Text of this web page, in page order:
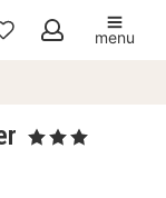
Meine
menu
, 3 Sterne